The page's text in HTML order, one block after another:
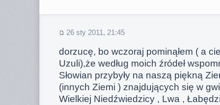
26 sty 2011, 21:45
dorzucę, bo wczoraj pominąłem ( a
Uzuli),że według moich źródeł
Słowian przybyły na naszą piękną
(innych Ziemi ) znajdujących się w
Wielkiej Niedźwiedzicy , Lwa ,